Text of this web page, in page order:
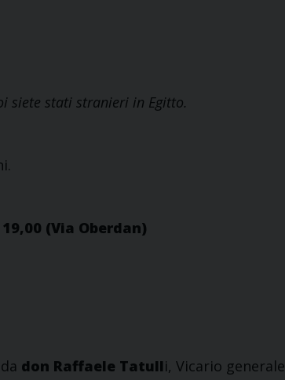
siete stati stranieri in Egitto.
(Via Oberdan)
don Raffaele Tatulli, Vicario generale